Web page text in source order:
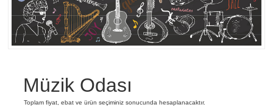
Müzik Odası
Toplam fiyat, ebat ve ürün seçiminiz sonucunda hesaplanacaktır.